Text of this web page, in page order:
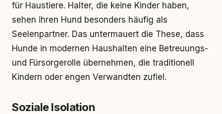
für Haustiere. Halter, die keine Kinder haben,
sehen ihren Hund besonders häufig als
Seelenpartner. Das untermauert die These, dass
Hunde in modernen Haushalten eine Betreuungs-
und Fürsorgerolle übernehmen, die traditionell
Kindern oder engen Verwandten zufiel.
Soziale Isolation